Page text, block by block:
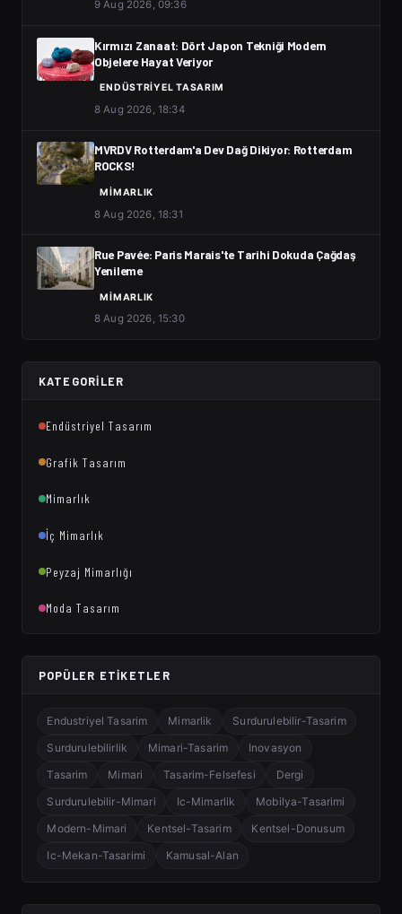
9 Aug 2026, 09:36
Kırmızı Zanaat: Dört Japon Tekniği Modern
Objelere Hayat Veriyor
ENDÜSTRIYEL TASARIM
8 Aug 2026, 18:34
MVRDV Rotterdam'a Dev Dağ Dikiyor: Rotterdam
ROCKS!
MIMARLIK
8 Aug 2026, 18:31
Rue Pavée: Paris Marais'te Tarihi Dokuda Çağdaş
Yenileme
MIMARLIK
8 Aug 2026, 15:30
KATEGORILER
Endüstriyel Tasarım
Grafik Tasarım
Mimarlık
İç Mimarlık
Peyzaj Mimarlığı
Moda Tasarım
POPÜLER ETIKETLER
Endustriyel Tasarim Mimarlik
Surdurulebilir-Tasarim
Surdurulebilirlik
Mimari-Tasarim
Inovasyon
Tasarim
Mimari Tasarim-Felsefesi
Dergi
Surdurulebilir-Mimari
Ic-Mimarlik
Mobilya-Tasarimi
Modern-Mimari
Kentsel-Tasarim
Kentsel-Donusum
Ic-Mekan-Tasarimi
Kamusal-Alan